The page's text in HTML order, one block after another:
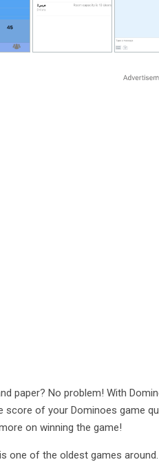
paper? No problem! With
score of your Dominoes game
on winning the game!
one of the oldest games